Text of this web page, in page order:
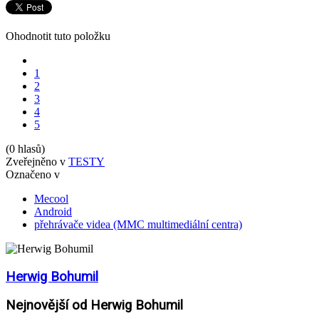
Ohodnotit tuto položku
1
2
3
4
5
(0 hlasů)
Zveřejněno v TESTY
Označeno v
Mecool
Android
přehrávače videa (MMC multimediální centra)
Herwig Bohumil
Nejnovější od Herwig Bohumil